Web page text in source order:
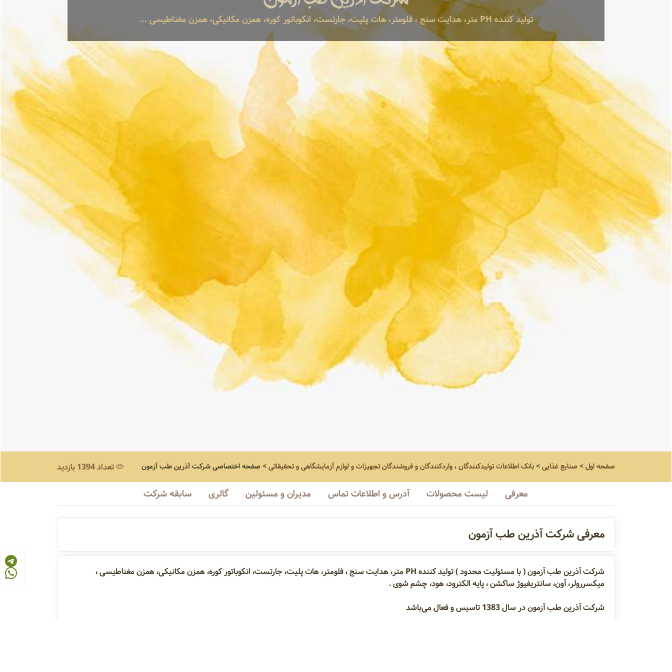
تولید کننده PH متر، هدایت سنج ، فلومتر، هات پلیت، جارتست، انکوباتور کوره، همزن مکانیکی، همزن مغناطیسی ...
تعداد 1394 بازدید صفحه اول> صنایع غذایی>بانک اطلاعات تولیدکنندگان ، واردکنندگان و فروشندگان تجهیزات و لوازم آزمایشگاهی و تحقیقاتی> صفحه اختصاصیشرکت آذرین طب آزمون
معرفی لیست محصولات آدرس و اطلاعات تماس مدیران و مسئولین گالری سابقه شرکت
معرفی شرکت آذرین طب آزمون
شرکت آذرین طب آزمون ( با مسئولیت محدود ) تولید کننده PH متر، هدایت سنج ، فلومتر، هات پلیت، جارتست، انکوباتور کوره، همزن مکانیکی، همزن مغناطیسی ،
میکسررولر، آون، سانتریفیوژ ساکشن ، پایه الکترود، هود، چشم شوی .
شرکت آذرین طب آزمون در سال 1383 تاسیس و فعال می‌باشد